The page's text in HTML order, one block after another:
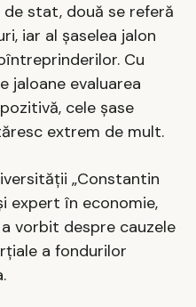
stat, două se referă
iar al șaselea jalon
Cu
jaloane evaluarea
cele șase
extrem de mult.
„Constantin
expert în economie,
vorbit despre cauzele
a fondurilor